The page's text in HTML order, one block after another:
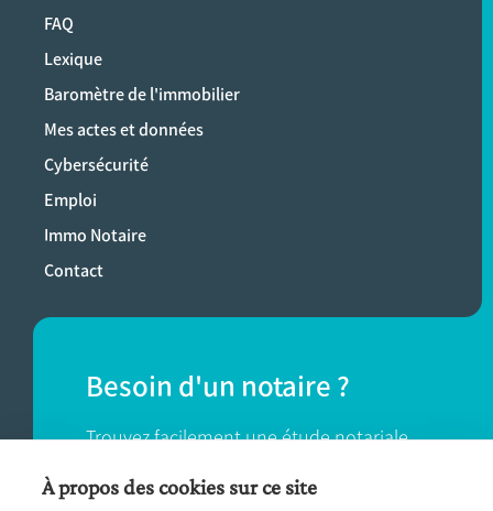
FAQ
Lexique
Baromètre de l'immobilier
Mes actes et données
Cybersécurité
Emploi
Immo Notaire
Contact
Besoin d'un notaire ?
Trouvez facilement une étude notariale
près de chez vous.
À propos des cookies sur ce site